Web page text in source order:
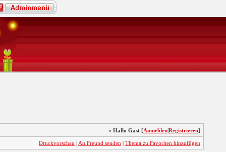
» Hallo Gast [Anmelden|Registrieren]
Druckvorschau | An Freund senden | Thema zu Favoriten hinzufügen